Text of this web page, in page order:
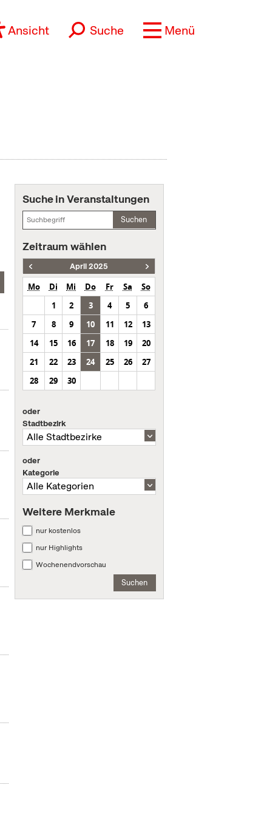
Ansicht Suche Menü
Suche in Veranstaltungen
Suchen
Zeitraum wählen
April 2025
Mo Di Mi Do Fr Sa
So
1
2 3 4 5
6
7
8 9 10 11 12
13
14
15 16 17 18 19
20
21
22 23 24 25 26
27
28
29 30
oder
Stadtbezirk
oder
Kategorie
Weitere Merkmale
nur kostenlos
nur Highlights
Wochenendvorschau
Suchen